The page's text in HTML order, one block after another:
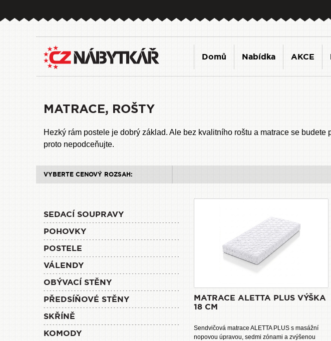
Domů Nabídka AKCE
MATRACE, ROŠTY
Hezký rám postele je dobrý základ. Ale bez kvalitního roštu a matrace se
proto nepodceňujte.
VYBERTE CENOVÝ ROZSAH:
SEDACÍ SOUPRAVY
POHOVKY
POSTELE
VÁLENDY
OBÝVACÍ STĚNY
PŘEDSÍŇOVÉ STĚNY
SKŘÍNĚ
KOMODY
MATRACE ALETTA PLUS VÝŠKA
18 CM
Sendvičová matrace ALETTA PLUS s masážní
nopovou úpravou, sedmi zónami a zvýšenou